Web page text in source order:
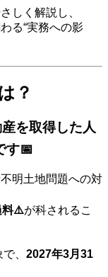
しく解説し、
る“実務への影
？
を取得した人
す📅
明土地問題への対
料⚠️が科されるこ
、 2027年3月31